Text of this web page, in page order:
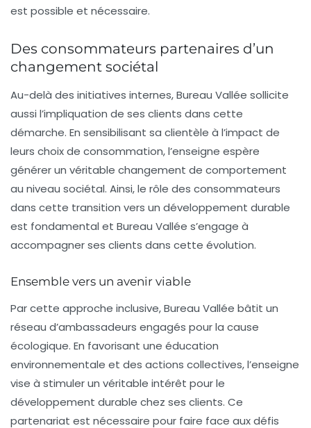
est possible et nécessaire.
Des consommateurs partenaires d’un
changement sociétal
Au-delà des initiatives internes, Bureau Vallée sollicite
aussi l’impliquation de ses clients dans cette
démarche. En sensibilisant sa clientèle à l’impact de
leurs choix de consommation, l’enseigne espère
générer un véritable changement de comportement
au niveau sociétal. Ainsi, le rôle des consommateurs
dans cette transition vers un développement durable
est fondamental et Bureau Vallée s’engage à
accompagner ses clients dans cette évolution.
Ensemble vers un avenir viable
Par cette approche inclusive, Bureau Vallée bâtit un
réseau d’ambassadeurs engagés pour la cause
écologique. En favorisant une éducation
environnementale et des actions collectives, l’enseigne
vise à stimuler un véritable intérêt pour le
développement durable chez ses clients. Ce
partenariat est nécessaire pour faire face aux défis